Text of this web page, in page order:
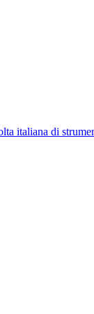
italiana di